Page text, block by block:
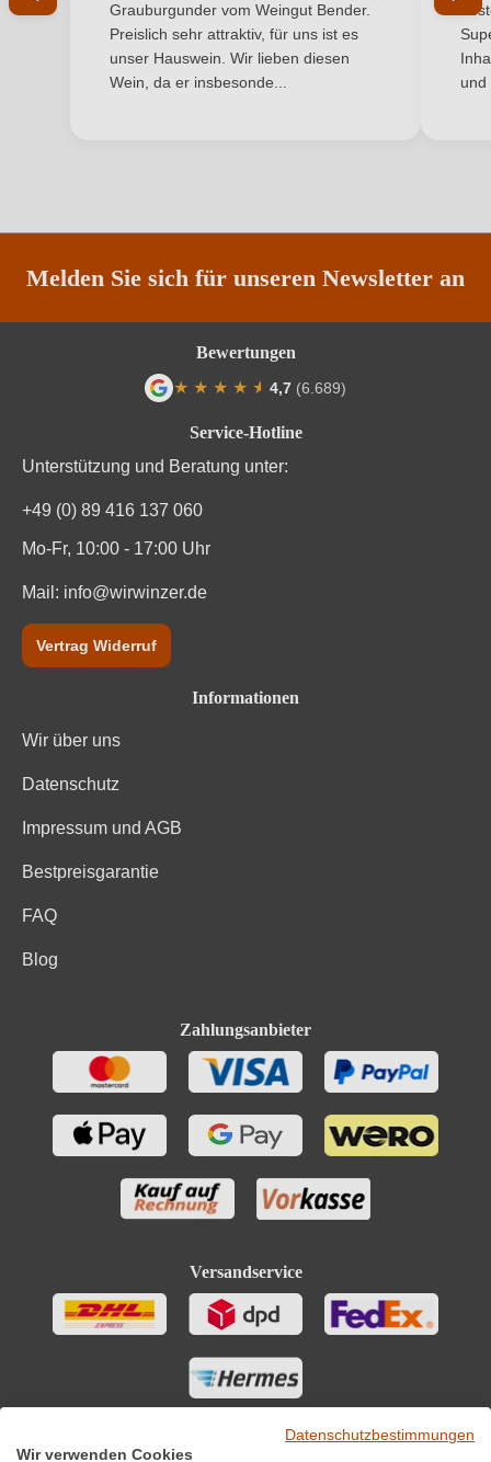
Qualität DOC
Gewürztraminer
Nährwertangaben
Trauben, Konservierungsstoffe (Sulfite). Enthält
Ich habe mein Passwort vergessen
Grauburgunder vom Weingut Bender.
Preislich sehr attraktiv, für uns ist es
unser Hauswein. Wir lieben diesen
Wein, da er insbesonde...
und
Melden Sie sich für unseren Newsletter an
Service-Hotline
Unterstützung und Beratung unter:
+49 (0) 89 416 137 060
Mo-Fr, 10:00 - 17:00 Uhr
Mail: info@wirwinzer.de
Vertrag Widerruf
Informationen
Wir über uns
Datenschutz
Impressum und AGB
Bestpreisgarantie
FAQ
Blog
Zahlungsanbieter
Versandservice
Bewertungen
★ ★ ★ ★ ★
★ 4,7 (6.689)
Datenschutzbestimmungen
Wir verwenden Cookies